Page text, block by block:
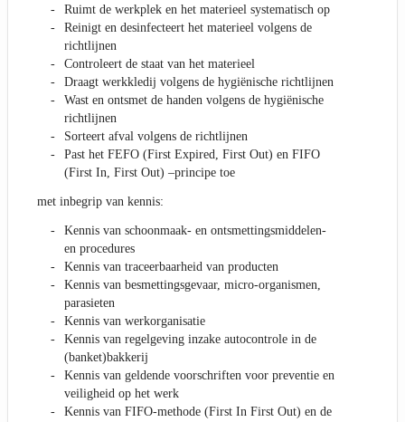
Ruimt de werkplek en het materieel systematisch op
Reinigt en desinfecteert het materieel volgens de
richtlijnen
Controleert de staat van het materieel
Draagt werkkledij volgens de hygiënische richtlijnen
Wast en ontsmet de handen volgens de hygiënische
richtlijnen
Sorteert afval volgens de richtlijnen
Past het FEFO (First Expired, First Out) en FIFO
(First In, First Out) –principe toe
met inbegrip van kennis:
Kennis van schoonmaak- en ontsmettingsmiddelen-
en procedures
Kennis van traceerbaarheid van producten
Kennis van besmettingsgevaar, micro-organismen,
parasieten
Kennis van werkorganisatie
Kennis van regelgeving inzake autocontrole in de
(banket)bakkerij
Kennis van geldende voorschriften voor preventie en
veiligheid op het werk
Kennis van FIFO-methode (First In First Out) en de